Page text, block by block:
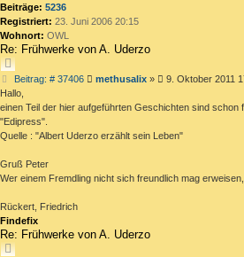
Beiträge: 5236
Registriert: 23. Juni 2006 20:15
Wohnort: OWL
Re: Frühwerke von A. Uderzo
Beitrag: # 37406Beitrag
methusalix»
9. Oktober 2011
Hallo,
einen Teil der hier aufgeführten Geschichten sind
"Edipress".
Quelle : "Albert Uderzo erzählt sein Leben"
Gruß Peter
Wer einem Fremdling nicht sich freundlich mag
Rückert, Friedrich
Findefix
Re: Frühwerke von A. Uderzo